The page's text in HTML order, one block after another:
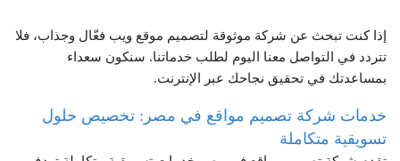
إذا كنت تبحث عن شركة موثوقة لتصميم موقع ويب فعّال وجذاب، فلا
تتردد في التواصل معنا اليوم لطلب خدماتنا. سنكون سعداء
بمساعدتك في تحقيق نجاحك عبر الإنترنت.
خدمات شركة تصميم مواقع في مصر: تخصيص حلول
تسويقية متكاملة